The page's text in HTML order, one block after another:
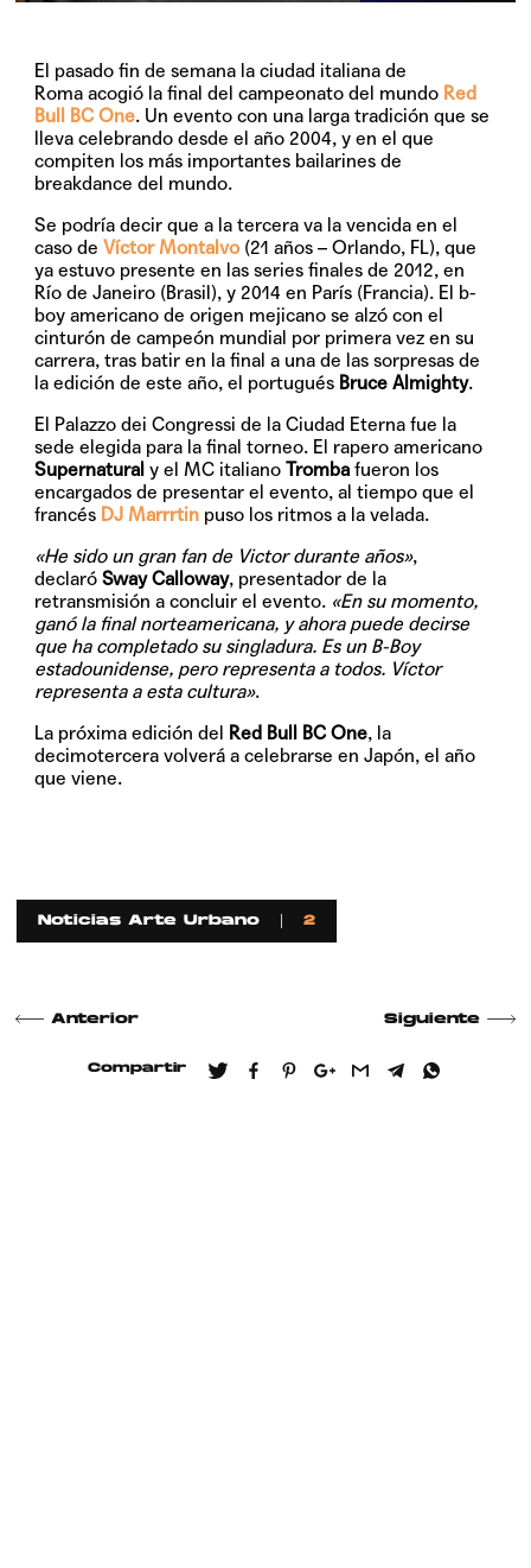
El pasado fin de semana la ciudad italiana de
Roma acogió la final del campeonato del mundo Red
Bull BC One. Un evento con una larga tradición que se
lleva celebrando desde el año 2004, y en el que
compiten los más importantes bailarines de
breakdance del mundo.
Se podría decir que a la tercera va la vencida en el
caso deVíctor Montalvo (21 años – Orlando, FL), que
ya estuvo presente en las series finales de 2012, en
Río de Janeiro (Brasil), y 2014 en París (Francia). El b-
boy americano de origen mejicano se alzó con el
cinturón de campeón mundial por primera vez en su
carrera, tras batir en la final a una de las sorpresas de
la edición de este año, el portugués Bruce Almighty.
El Palazzo dei Congressi de la Ciudad Eterna fue la
sede elegida para la final torneo. El rapero americano
Supernatural y el MC italianoTromba fueron los
encargados de presentar el evento, al tiempo que el
francés DJ Marrrtin puso los ritmos a la velada.
«He sido un gran fan de Victor durante años»,
declaró Sway Calloway, presentador de la
retransmisión a concluir el evento. «En su momento,
ganó la final norteamericana, y ahora puede decirse
que ha completado su singladura. Es un B-Boy
estadounidense, pero representa a todos. Víctor
representa a esta cultura».
La próxima edición del Red Bull BC One, la
decimotercera volverá a celebrarse en Japón, el año
que viene.
Noticias Arte Urbano 2
Anterior Siguiente
Compartir